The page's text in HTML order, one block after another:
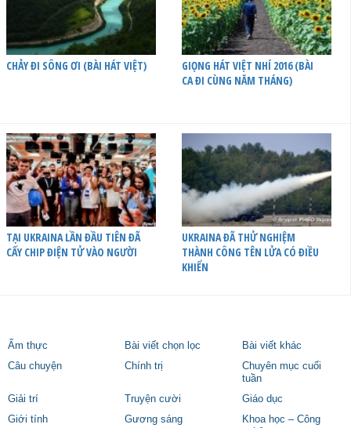
CHẢY ĐI SÔNG ƠI (BÀI HÁT VIỆT)
GIỌNG HÁT VIỆT NHÍ 2016 (BÀI
CA ĐI CÙNG NĂM THÁNG)
TẠI UKRAINA LẦN ĐẦU TIÊN ĐÃ
CẤY CHIP ĐIỆN TỬ VÀO NGƯỜI
UKRAINA ĐÃ THỬ NGHIỆM
THÀNH CÔNG TÊN LỬA CÓ ĐIỀU
KHIỂN
Ẩm thực Bài viết chọn lọc
Bài viết khác
Câu chuyện
Chính trị
Chuyên mục cuối
tuần
Giải trí
Truyện cười
Giáo dục
Giới tính
Gương sáng
Khoa học – Công